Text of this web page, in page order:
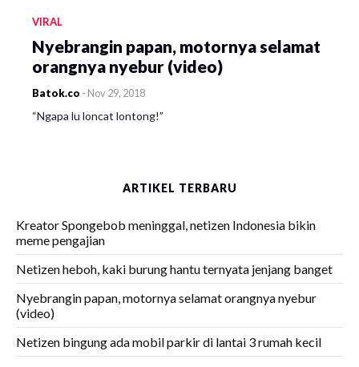
VIRAL
Nyebrangin papan, motornya selamat
orangnya nyebur (video)
Batok.co - Nov 29, 2018
“Ngapa lu loncat lontong!”
ARTIKEL TERBARU
Kreator Spongebob meninggal, netizen Indonesia bikin
meme pengajian
Netizen heboh, kaki burung hantu ternyata jenjang banget
Nyebrangin papan, motornya selamat orangnya nyebur
(video)
Netizen bingung ada mobil parkir di lantai 3 rumah kecil